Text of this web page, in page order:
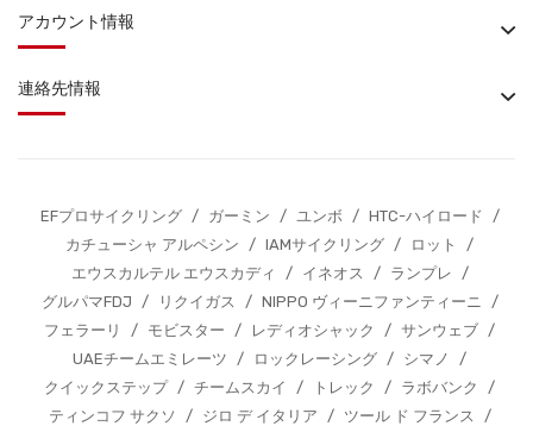
アカウント情報
連絡先情報
EFプロサイクリング / ガーミン / ユンボ / HTC-ハイロード
/
カチューシャ アルペシン
/ IAMサイクリング / ロット
/
エウスカルテル エウスカディ
/ イネオス / ランプレ
/
グルパマFDJ
/ リクイガス / NIPPO ヴィーニファンティーニ
/
フェラーリ
/ モビスター / レディオシャック / サンウェブ /
UAEチームエミレーツ
/ ロックレーシング / シマノ
/
クイックステップ / チームスカイ / トレック / ラボバンク
/
ティンコフ サクソ
/ ジロ デ イタリア / ツール ド フランス /